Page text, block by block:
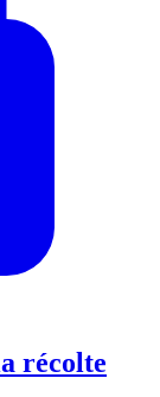
récolte